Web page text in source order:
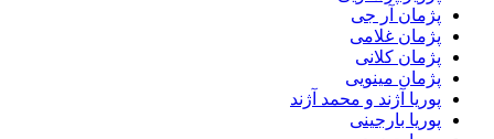
پژمان آر جی
پژمان غلامی
پژمان کلانی
پژمان مینویی
پوریا آژند و محمد آژند
پوریا بارجینی